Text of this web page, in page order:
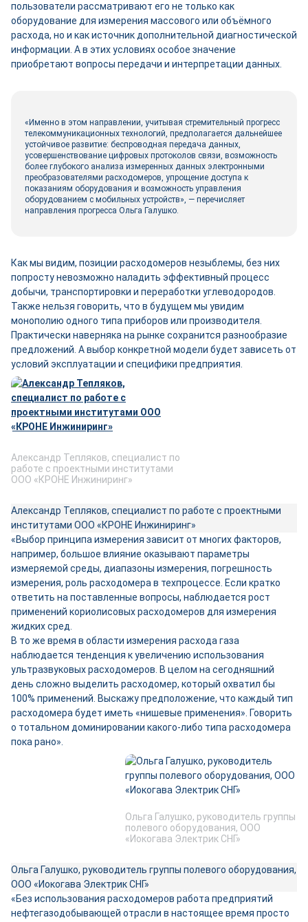
пользователи рассматривают его не только как
оборудование для измерения массового или объёмного
расхода, но и как источник дополнительной диагностической
информации. А в этих условиях особое значение
приобретают вопросы передачи и интерпретации данных.
«Именно в этом направлении, учитывая стремительный прогресс
телекоммуникационных технологий, предполагается дальнейшее
устойчивое развитие: беспроводная передача данных,
усовершенствование цифровых протоколов связи, возможность
более глубокого анализа измеренных данных электронными
преобразователями расходомеров, упрощение доступа к
показаниям оборудования и возможность управления
оборудованием с мобильных устройств», — перечисляет
направления прогресса Ольга Галушко.
Как мы видим, позиции расходомеров незыблемы, без них
попросту невозможно наладить эффективный процесс
добычи, транспортировки и переработки углеводородов.
Также нельзя говорить, что в будущем мы увидим
монополию одного типа приборов или производителя.
Практически наверняка на рынке сохранится разнообразие
предложений. А выбор конкретной модели будет зависеть от
условий эксплуатации и специфики предприятия.
Александр Тепляков, специалист по
работе с проектными институтами
ООО «КРОНЕ Инжиниринг»
Александр Тепляков, специалист по работе с проектными
институтами ООО «КРОНЕ Инжиниринг»
«Выбор принципа измерения зависит от многих факторов,
например, большое влияние оказывают параметры
измеряемой среды, диапазоны измерения, погрешность
измерения, роль расходомера в техпроцессе. Если кратко
ответить на поставленные вопросы, наблюдается рост
применений кориолисовых расходомеров для измерения
жидких сред.
В то же время в области измерения расхода газа
наблюдается тенденция к увеличению использования
ультразвуковых расходомеров. В целом на сегодняшний
день сложно выделить расходомер, который охватил бы
100% применений. Выскажу предположение, что каждый тип
расходомера будет иметь «нишевые применения». Говорить
о тотальном доминировании какого-либо типа расходомера
пока рано».
Ольга Галушко, руководитель группы
полевого оборудования, ООО
«Иокогава Электрик СНГ»
Ольга Галушко, руководитель группы полевого оборудования,
ООО «Иокогава Электрик СНГ»
«Без использования расходомеров работа предприятий
нефтегазодобывающей отрасли в настоящее время просто